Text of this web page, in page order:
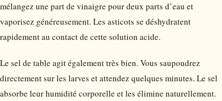
mélangez une part de vinaigre pour deux parts d’eau et
vaporisez généreusement. Les asticots se déshydratent
rapidement au contact de cette solution acide.
Le sel de table agit également très bien. Vous saupoudrez
directement sur les larves et attendez quelques minutes. Le sel
absorbe leur humidité corporelle et les élimine naturellement.